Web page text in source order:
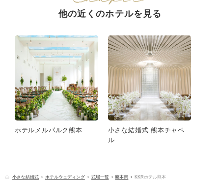
他の近くのホテルを見る
ホテルメルパルク熊本
小さな結婚式 熊本チャペ
ル
小さな結婚式 ホテルウェディング 式場一覧 熊本県 KKRホテル熊本